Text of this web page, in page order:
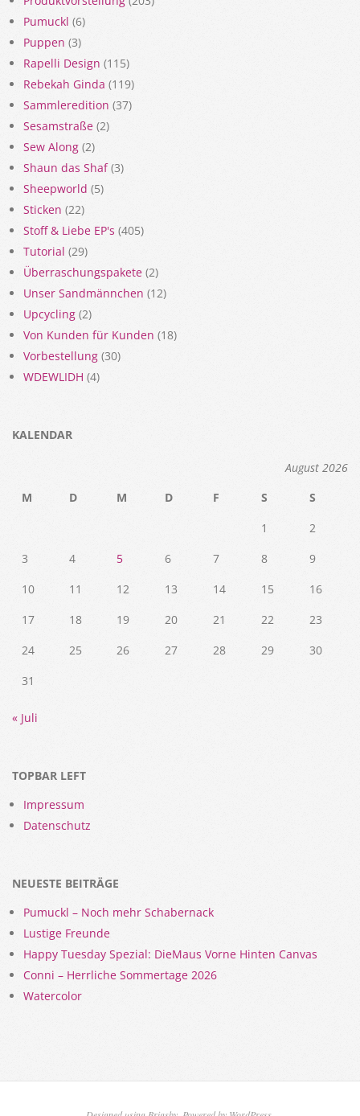
Pumuckl (6)
Puppen (3)
Rapelli Design (115)
Rebekah Ginda (119)
Sammleredition (37)
Sesamstraße (2)
Sew Along (2)
Shaun das Shaf(3)
Sheepworld (5)
Sticken (22)
Stoff & Liebe EP's (405)
Tutorial (29)
Überraschungspakete (2)
Unser Sandmännchen (12)
Upcycling (2)
Von Kunden für Kunden (18)
Vorbestellung (30)
WDEWLIDH (4)
KALENDAR
August 2026
M
D M D F S
S
1
2
3
4 5 6 7 8
9
10
11 12 13 14 15
16
17
18 19 20 21 22
23
24
25 26 27 28 29
30
31
« Juli
TOPBAR LEFT
Impressum
Datenschutz
NEUESTE BEITRÄGE
Pumuckl – Noch mehr Schabernack
Lustige Freunde
Happy Tuesday Spezial: DieMaus Vorne Hinten Canvas
Conni – Herrliche Sommertage 2026
Watercolor